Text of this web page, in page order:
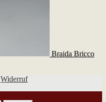
Braida Bricco
Widerruf